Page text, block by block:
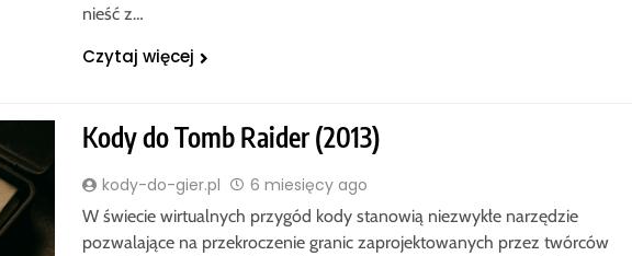
nieść z…
Czytaj więcej
Kody do Tomb Raider (2013)
kody-do-gier.pl 6 miesięcy ago
W świecie wirtualnych przygód kody stanowią niezwykłe narzędzie
pozwalające na przekroczenie granic zaprojektowanych przez twórców